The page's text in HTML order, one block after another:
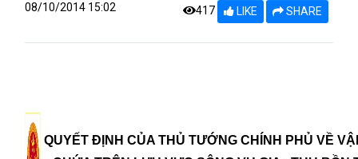
08/10/2014 15:02 417 LIKE SHARE
QUYẾT ĐỊNH CỦA THỦ TƯỚNG CHÍNH PHỦ VỀ